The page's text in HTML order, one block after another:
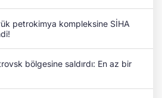
petrokimya kompleksine SİHA
bölgesine saldırdı: En az bir